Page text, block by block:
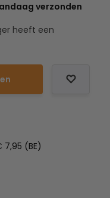
verzonden
heeft een
(BE)